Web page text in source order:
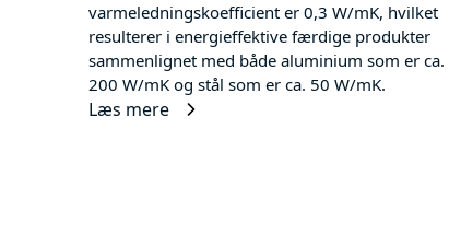
varmeledningskoefficient er 0,3 W/mK, hvilket
resulterer i energieffektive færdige produkter
sammenlignet med både aluminium som er ca.
200 W/mK og stål som er ca. 50 W/mK.
Læs mere